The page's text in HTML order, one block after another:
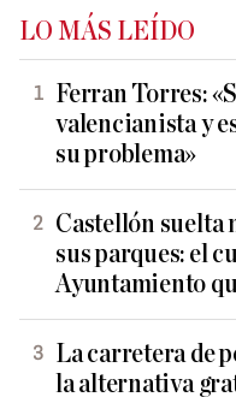
LO MÁS LEÍDO
Ferran Torres:
valencianista y
su problema»
Castellón suelta
sus parques: el
Ayuntamiento
La carretera de
la alternativa